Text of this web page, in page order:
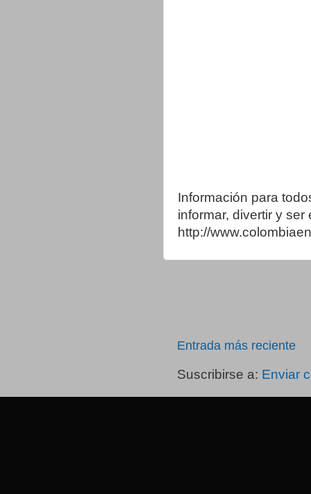
Información para
informar, divertir y
http://
Entrada más reciente
Suscribirse a: Enviar